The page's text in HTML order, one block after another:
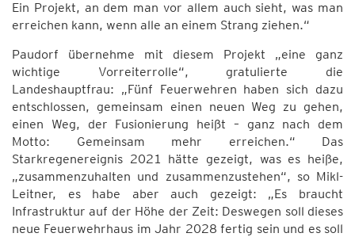
Ein Projekt, an dem man vor allem auch sieht, was man
erreichen kann, wenn alle an einem Strang ziehen.“
Paudorf übernehme mit diesem Projekt „eine ganz
wichtige Vorreiterrolle“, gratulierte die
Landeshauptfrau: „Fünf Feuerwehren haben sich dazu
entschlossen, gemeinsam einen neuen Weg zu gehen,
einen Weg, der Fusionierung heißt – ganz nach dem
Motto: Gemeinsam mehr erreichen.“ Das
Starkregenereignis 2021 hätte gezeigt, was es heiße,
„zusammenzuhalten und zusammenzustehen“, so Mikl-
Leitner, es habe aber auch gezeigt: „Es braucht
Infrastruktur auf der Höhe der Zeit: Deswegen soll dieses
neue Feuerwehrhaus im Jahr 2028 fertig sein und es soll